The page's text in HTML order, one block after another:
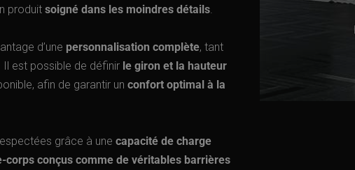
produit soigné dans les moindres détails.
d’une personnalisation complète, tant
Il est possible de définir le giron et la hauteur
afin de garantir un confort optimal à la
grâce à une capacité de charge
corps conçus comme de véritables barrières